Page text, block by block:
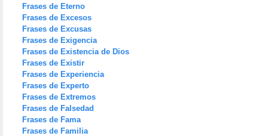
Frases de Eterno
Frases de Excesos
Frases de Excusas
Frases de Exigencia
Frases de Existencia de Dios
Frases de Existir
Frases de Experiencia
Frases de Experto
Frases de Extremos
Frases de Falsedad
Frases de Fama
Frases de Familia